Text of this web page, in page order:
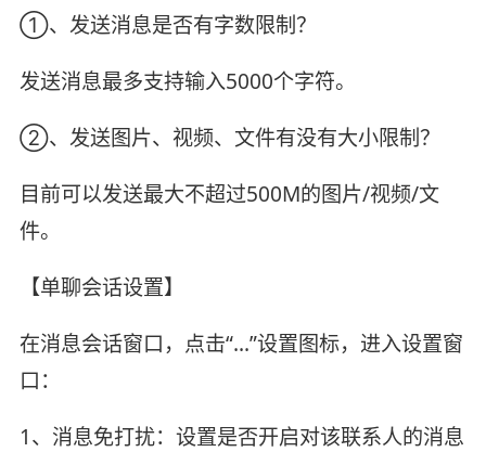
①、发送消息是否有字数限制？
发送消息最多支持输入5000个字符。
②、发送图片、视频、文件有没有大小限制？
目前可以发送最大不超过500M的图片/视频/文
件。
【单聊会话设置】
在消息会话窗口，点击“…”设置图标，进入设置窗
口：
1、消息免打扰：设置是否开启对该联系人的消息